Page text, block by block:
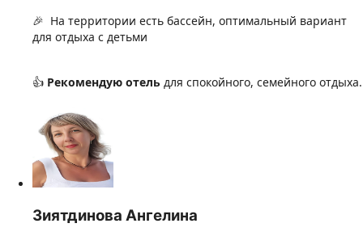
🎉
На территории есть бассейн, оптимальный вариант
для отдыха с детьми
👍 Рекомендую отель для спокойного, семейного отдыха.
Зиятдинова Ангелина